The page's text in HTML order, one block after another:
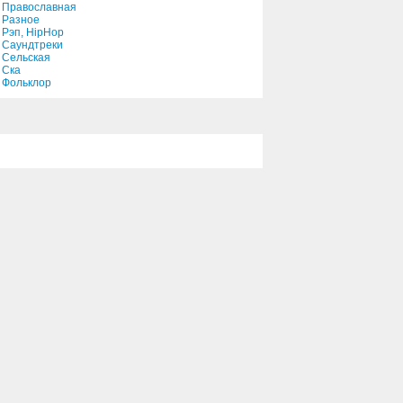
Православная
Разное
Рэп, HipHop
Саундтреки
Сельская
Ска
Фольклор